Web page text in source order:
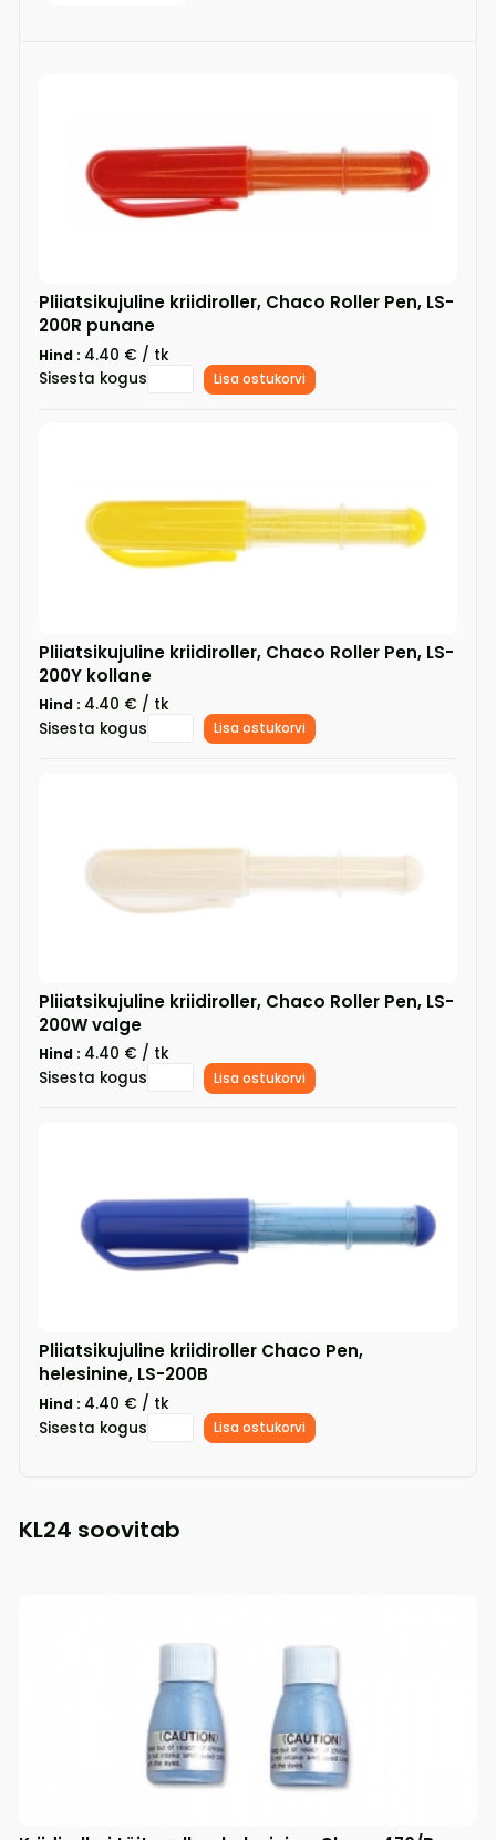
Pliiatsikujuline kriidiroller, Chaco Roller Pen, LS-
200R punane
Hind : 4.40 € / tk
Sisesta kogus
Lisa ostukorvi
Pliiatsikujuline kriidiroller, Chaco Roller Pen, LS-
200Y kollane
Hind : 4.40 € / tk
Sisesta kogus
Lisa ostukorvi
Pliiatsikujuline kriidiroller, Chaco Roller Pen, LS-
200W valge
Hind : 4.40 € / tk
Sisesta kogus
Lisa ostukorvi
Pliiatsikujuline kriidiroller Chaco Pen,
helesinine, LS-200B
Hind : 4.40 € / tk
Sisesta kogus
Lisa ostukorvi
KL24 soovitab